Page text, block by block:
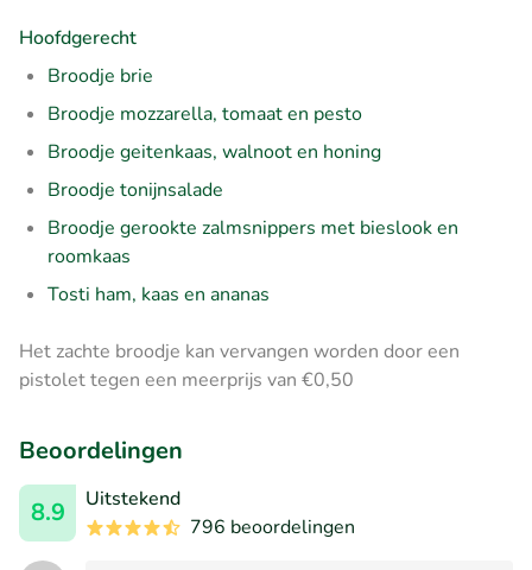
Hoofdgerecht
Broodje brie
Broodje mozzarella, tomaat en pesto
Broodje geitenkaas, walnoot en honing
Broodje tonijnsalade
Broodje gerookte zalmsnippers met bieslook en
roomkaas
Tosti ham, kaas en ananas
Het zachte broodje kan vervangen worden door een
pistolet tegen een meerprijs van €0,50
Beoordelingen
8.9
Uitstekend
796 beoordelingen